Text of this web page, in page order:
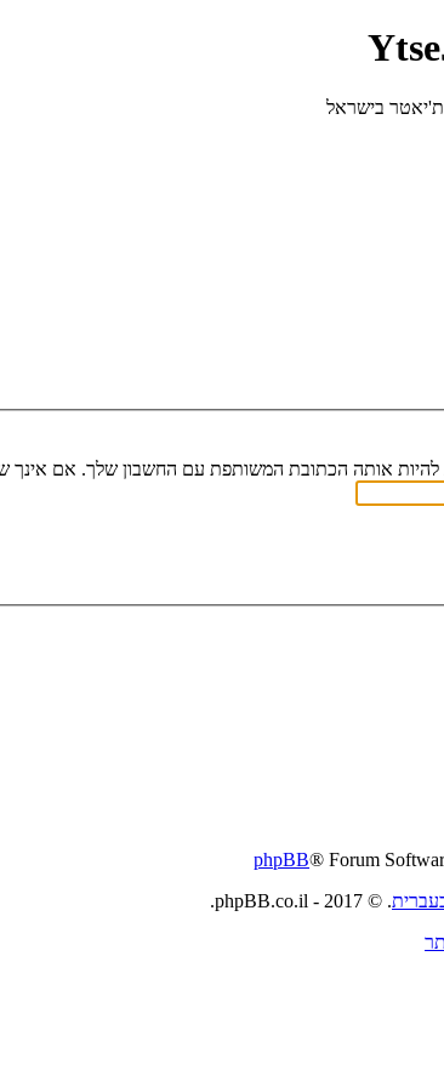
ת'יאטר בישראל
להיות אותה הכתובת המשותפת עם החשבון שלך. אם
phpBB® Forum
. © 2017 - phpBB.co.il.